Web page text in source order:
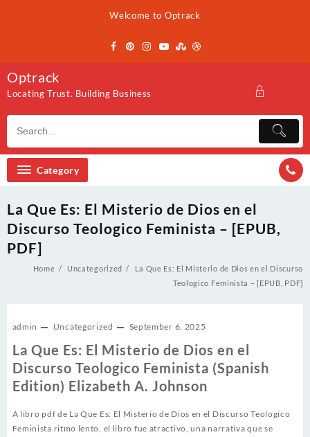
Welcome to Optrack
Optrack
Locating Trust. Building Business
Category
La Que Es: El Misterio de Dios en el
Discurso Teologico Feminista – [EPUB,
PDF]
Home Uncategorized
La Que Es: El Misterio de Dios en el Discurso
Teologico Feminista – [EPUB, PDF]
admin Uncategorized September 6, 2025
La Que Es: El Misterio de Dios en el
Discurso Teologico Feminista (Spanish
Edition) Elizabeth A. Johnson
A libro pdf de La Que Es: El Misterio de Dios en el Discurso Teologico
Feminista ritmo lento, el libro fue atractivo, una narrativa que se